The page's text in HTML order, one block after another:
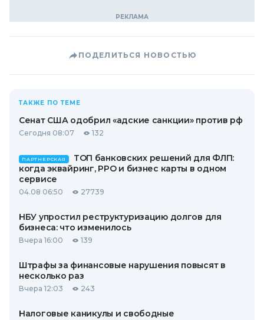
ПОДЕЛИТЬСЯ НОВОСТЬЮ
ТАКЖЕ ПО ТЕМЕ
Сенат США одобрил «адские санкции» против рф
Сегодня 08:07 132
ПАРТНЕРСКАЯ
ТОП банковских решений для ФЛП:
когда эквайринг, РРО и бизнес карты в одном
сервисе
04.08 06:50 27739
НБУ упростил реструктуризацию долгов для
бизнеса: что изменилось
Вчера 16:00 139
Штрафы за финансовые нарушения повысят в
несколько раз
Вчера 12:03 243
Налоговые каникулы и свободные